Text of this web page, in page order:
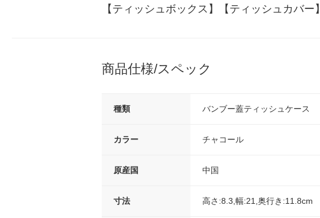
【ティッシュボックス】【ティッシュカバー】
商品仕様/スペック
種類 バンブー蓋ティッシュケース
カラー チャコール
原産国 中国
寸法 高さ:8.3,幅:21,奥行き:11.8cm